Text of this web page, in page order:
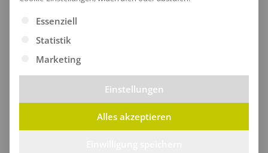
Kombi Produkte
Es folgt eine Liste der Service-Gruppen, für die eine
Essenziell
Statistik
Marketing
Einstellungen
Alles akzeptieren